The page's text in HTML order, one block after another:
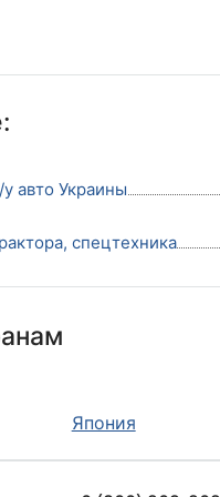
у авто Украины
спецтехника
Япония